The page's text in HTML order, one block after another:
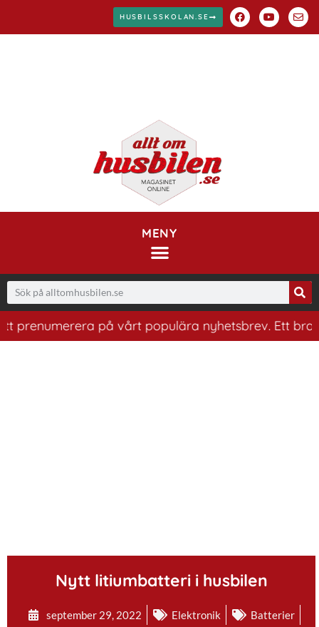
HUSBILSSKOLAN.SE
MENY
på vårt populära nyhetsbrev. Ett bra sätt
Nytt litiumbatteri i husbilen
september 29, 2022 Elektronik
Batterier